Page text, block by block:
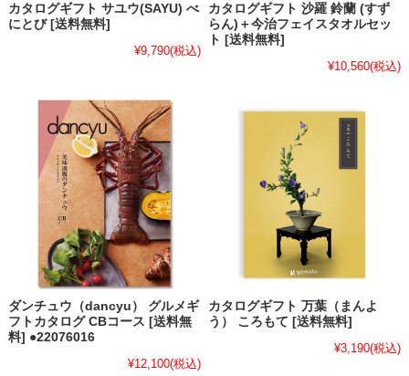
カタログギフト サユウ(SAYU) べ
にとび [送料無料]
¥9,790(税込)
カタログギフト 沙羅 鈴蘭 (すず
らん)＋今治フェイスタオルセッ
ト [送料無料]
¥10,560(税込)
ダンチュウ（dancyu） グルメギ
フトカタログ CBコース [送料無
料] ●22076016
¥12,100(税込)
カタログギフト 万葉（まんよ
う） ころもて [送料無料]
¥3,190(税込)